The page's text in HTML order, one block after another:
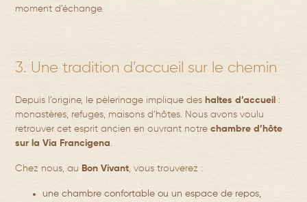
Accueil
moment d’échange.
3. Une tradition d’accueil sur le chemin
Depuis l’origine, le pèlerinage implique des haltes d’accueil :
monastères, refuges, maisons d’hôtes. Nous avons voulu
retrouver cet esprit ancien en ouvrant notrechambre d’hôte
sur la Via Francigena
Chez nous, au Bon Vivant , vous trouverez :
unechambre confortable ou un espace de repos,